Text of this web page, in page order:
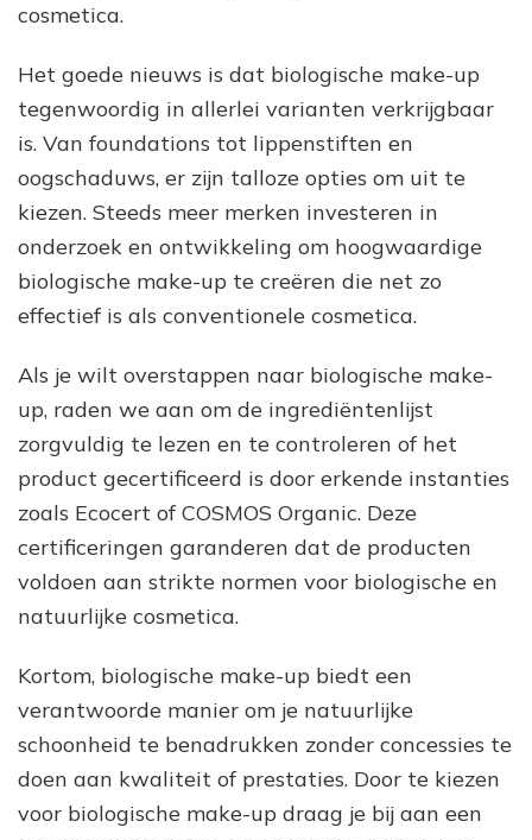
cosmetica.
Het goede nieuws is dat biologische make-up
tegenwoordig in allerlei varianten verkrijgbaar
is. Van foundations tot lippenstiften en
oogschaduws, er zijn talloze opties om uit te
kiezen. Steeds meer merken investeren in
onderzoek en ontwikkeling om hoogwaardige
biologische make-up te creëren die net zo
effectief is als conventionele cosmetica.
Als je wilt overstappen naar biologische make-
up, raden we aan om de ingrediëntenlijst
zorgvuldig te lezen en te controleren of het
product gecertificeerd is door erkende instanties
zoals Ecocert of COSMOS Organic. Deze
certificeringen garanderen dat de producten
voldoen aan strikte normen voor biologische en
natuurlijke cosmetica.
Kortom, biologische make-up biedt een
verantwoorde manier om je natuurlijke
schoonheid te benadrukken zonder concessies te
doen aan kwaliteit of prestaties. Door te kiezen
voor biologische make-up draag je bij aan een